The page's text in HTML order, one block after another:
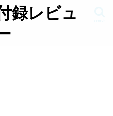
録レビュ